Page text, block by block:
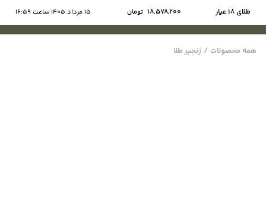
طلای ۱۸ عیار 18,578,200 تومان 15 مرداد 1405 ساعت 16:59
همه محصولات / زنجیر طلا